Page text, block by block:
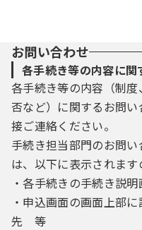
お問い合わせ
各手続き等の内容に関
各手続き等の内容（制
否など）に関するお問
接ご連絡ください。
手続き担当部門のお問
は、以下に表示されます
・各手続きの手続き説明
・申込画面の画面上部
先 等